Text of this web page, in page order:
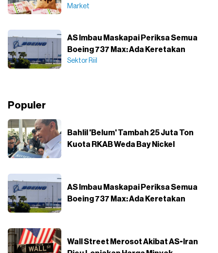
Market
AS Imbau Maskapai Periksa Semua
Boeing 737 Max: Ada Keretakan
Sektor Riil
Populer
Bahlil 'Belum' Tambah 25 Juta Ton
Kuota RKAB Weda Bay Nickel
AS Imbau Maskapai Periksa Semua
Boeing 737 Max: Ada Keretakan
Wall Street Merosot Akibat AS-Iran